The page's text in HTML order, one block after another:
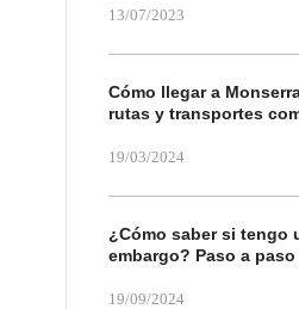
13/07/2023
Cómo llegar a
rutas y transportes
19/03/2024
¿Cómo saber si tengo
embargo? Paso a
19/09/2024